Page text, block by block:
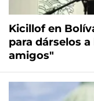
Kicillof en
para dárselos
amigos"